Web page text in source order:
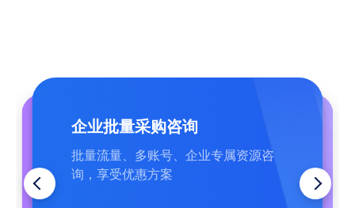
帮助中心
覆盖常见问题、完整操作教程，行业
资讯，可自主查阅
7×24 在线技术支持
中文客服全天在岗，节点、网络、配
置问题快速答疑处理
企业批量采购咨询
批量流量、多账号、企业专属资源咨
询，享受优惠方案